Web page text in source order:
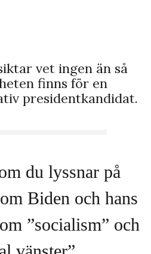
vet ingen än så
finns för en
presidentkandidat.
du lyssnar på
Biden och hans
”socialism” och